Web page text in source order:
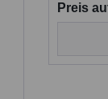
Preis